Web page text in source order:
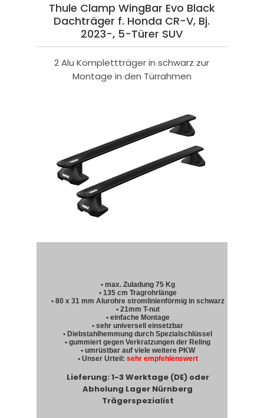
Thule Clamp WingBar Evo Black
Dachträger f. Honda CR-V, Bj.
2023-, 5-Türer SUV
2 Alu Komplettträger in schwarz zur
Montage in den Türrahmen
• max. Zuladung 75 Kg
• 135 cm Tragrohrlänge
• 80 x 31 mm Alurohre stromlinienförmig in schwarz
• 21mm T-nut
• einfache Montage
• sehr universell einsetzbar
• Diebstahlhemmung durch Spezialschlüssel
• gummiert gegen Verkratzungen der Reling
• umrüstbar auf viele weitere PKW
• Unser Urteil: sehr empfehlenswert
Lieferung: 1-3 Werktage (DE) oder
Abholung Lager Nürnberg
Trägerspezialist